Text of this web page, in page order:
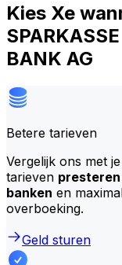
Kies Xe
BANK AG
Betere tarieven
Vergelijk ons met
tarieven
banken en
overboeking.
Geld sturen